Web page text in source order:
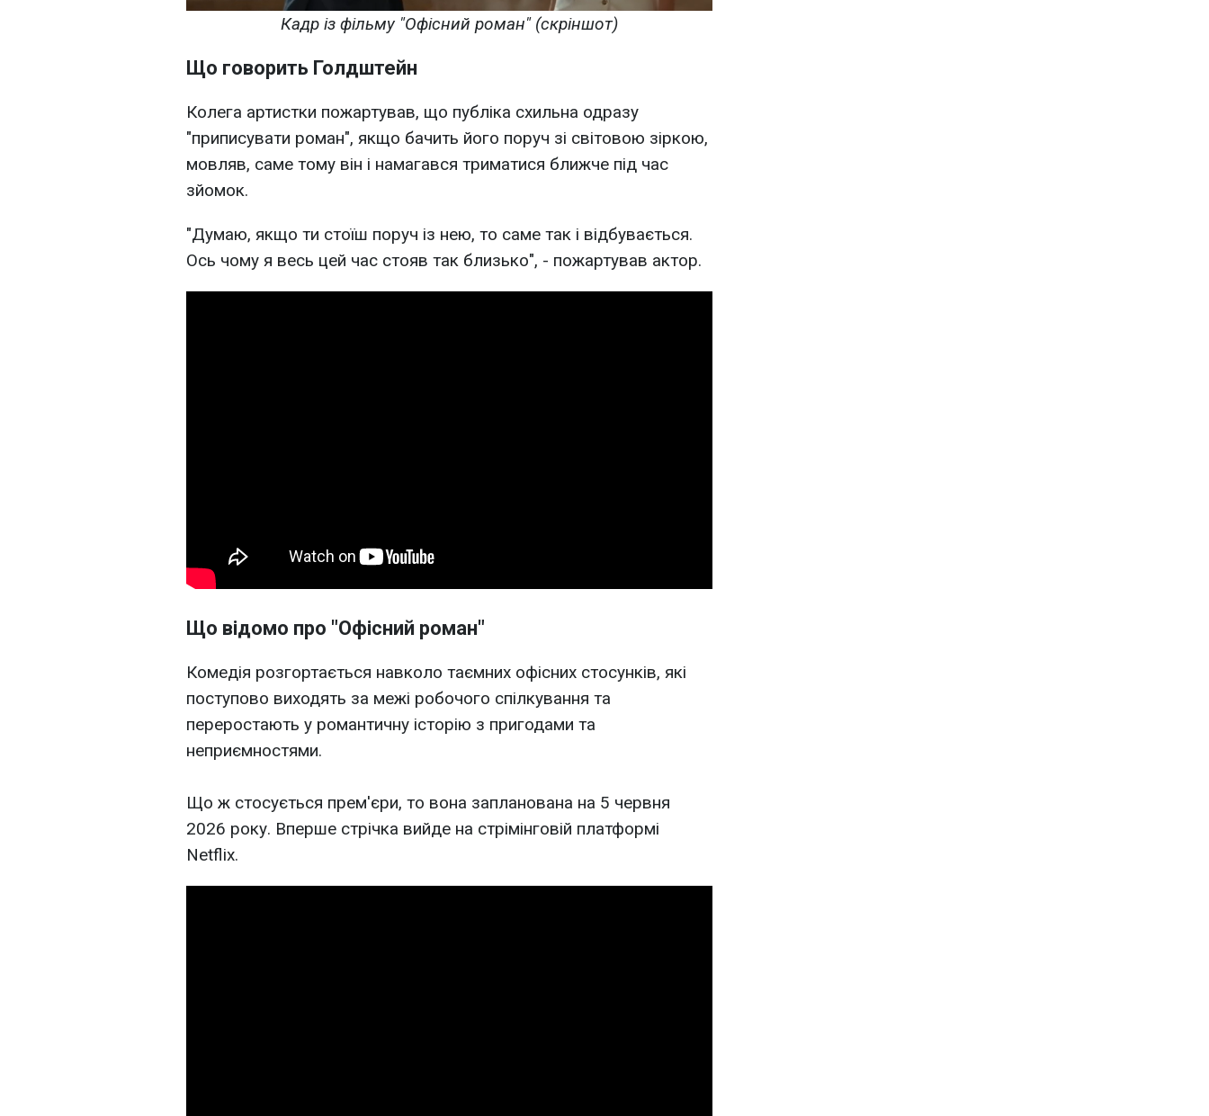
Кадр із фільму "Офісний роман" (скріншот)
Що говорить Голдштейн
Колега артистки пожартував, що публіка схильна одразу
"приписувати роман", якщо бачить його поруч зі світовою зіркою,
мовляв, саме тому він і намагався триматися ближче під час
зйомок.
"Думаю, якщо ти стоїш поруч із нею, то саме так і відбувається.
Ось чому я весь цей час стояв так близько", - пожартував актор.
Що відомо про "Офісний роман"
Комедія розгортається навколо таємних офісних стосунків, які
поступово виходять за межі робочого спілкування та
переростають у романтичну історію з пригодами та
неприємностями.
Що ж стосується прем'єри, то вона запланована на 5 червня
2026 року. Вперше стрічка вийде на стрімінговій платформі
Netflix.